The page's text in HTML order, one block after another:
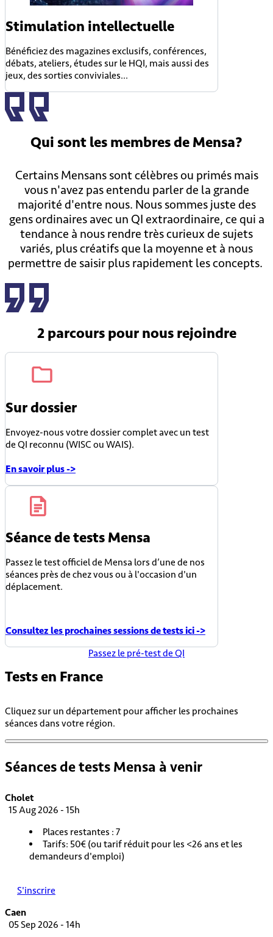
Stimulation intellectuelle
Bénéficiez des magazines exclusifs, conférences,
débats, ateliers, études sur le HQI, mais aussi des
jeux, des sorties conviviales...
Qui sont les membresde Mensa?
Certains Mensans sont célèbres ou primés mais
vous n'avez pas entendu parler de la grande
majorité d'entre nous. Nous sommes juste des
gens ordinaires avec un QI extraordinaire, ce qui a
tendance à nous rendre très curieux de sujets
variés, plus créatifs que la moyenne et à nous
permettre de saisir plus rapidement les concepts.
2 parcourspour nous rejoindre
Sur dossier
Envoyez-nous votre dossier complet avec un test
de QI reconnu (WISC ou WAIS).
En savoir plus ->
Séance de tests Mensa
Passez le test officiel de Mensa lors d’une de nos
séances près de chez vous ou à l'occasion d'un
déplacement.
Consultez les prochaines sessions de tests ici ->
Passez le pré-test de QI
Tests en France
Cliquez sur un département pour afficher les prochaines
séances dans votre région.
Séances de tests Mensa à venir
Cholet
15 Aug 2026 - 15h
Places restantes : 7
Tarifs: 50€ (ou tarif réduit pour les <26 ans et les
demandeurs d'emploi)
S'inscrire
Caen
05 Sep 2026 - 14h